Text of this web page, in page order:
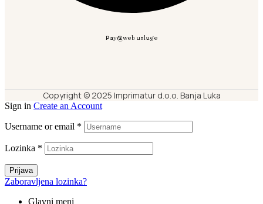
Pay@web usluge
Copyright © 2025 Imprimatur d.o.o. Banja Luka
Sign in Create an Account
Username or email *
Lozinka *
Prijava
Zaboravljena lozinka?
Glavni meni